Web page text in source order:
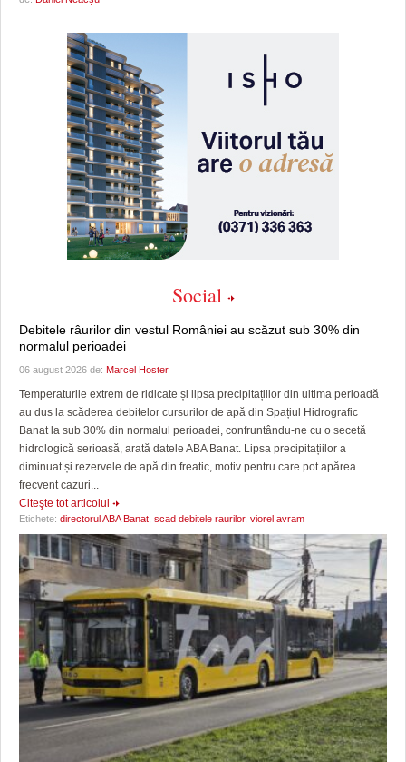
Social
Debitele râurilor din vestul României au scăzut sub 30% din
normalul perioadei
06 august 2026 de: Marcel Hoster
Temperaturile extrem de ridicate și lipsa precipitațiilor din ultima perioadă
au dus la scăderea debitelor cursurilor de apă din Spațiul Hidrografic
Banat la sub 30% din normalul perioadei, confruntându-ne cu o secetă
hidrologică serioasă, arată datele ABA Banat. Lipsa precipitațiilor a
diminuat și rezervele de apă din freatic, motiv pentru care pot apărea
frecvent cazuri...
Citeşte tot articolul
Etichete: directorul ABA Banat scad debitele raurilor, viorel avram